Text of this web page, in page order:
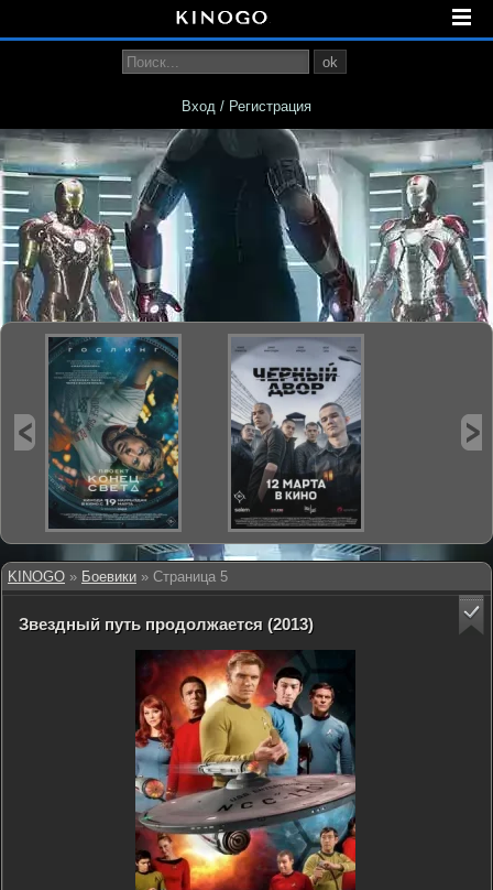
KINOGO » Боевики » Страница 5
Звездный путь продолжается (2013)
ok
Вход / Регистрация